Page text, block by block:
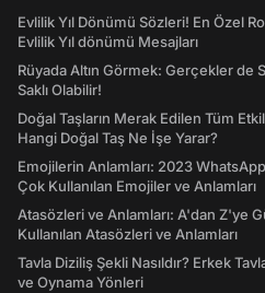
Evlilik Yıl Dönümü Sözleri! En Özel
Evlilik Yıl dönümü Mesajları
Rüyada Altın Görmek: Gerçekler de
Saklı Olabilir!
Doğal Taşların Merak Edilen Tüm
Hangi Doğal Taş Ne İşe Yarar?
Emojilerin Anlamları: 2023
Çok Kullanılan Emojiler ve Anlamları
Atasözleri ve Anlamları: A'dan Z'ye
Kullanılan Atasözleri ve Anlamları
Tavla Diziliş Şekli Nasıldır? Erkek
ve Oynama Yönleri